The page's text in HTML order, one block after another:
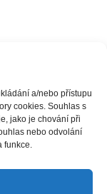
a/nebo přístupu
cookies. Souhlas s
jako je chování při
nebo odvolání
funkce.